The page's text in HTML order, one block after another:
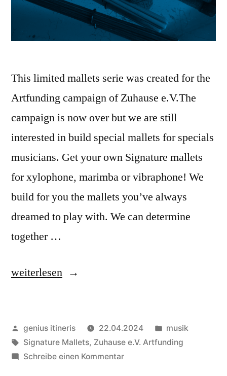
This limited mallets serie was created for the
Artfunding campaign of Zuhause e.V.The
campaign is now over but we are still
interested in build special mallets for specials
musicians. Get your own Signature mallets
for xylophone, marimba or vibraphone! We
build for you the mallets you’ve always
dreamed to play with. We can determine
together …
„Armungia
EN“
weiterlesen
Veröffentlicht
von
genius itineris 22.04.2024
Veröffentlicht
in
musik
Schlagwörter:
Signature Mallets, Zuhause e.V. Artfunding
Schreibe einen Kommentarzu